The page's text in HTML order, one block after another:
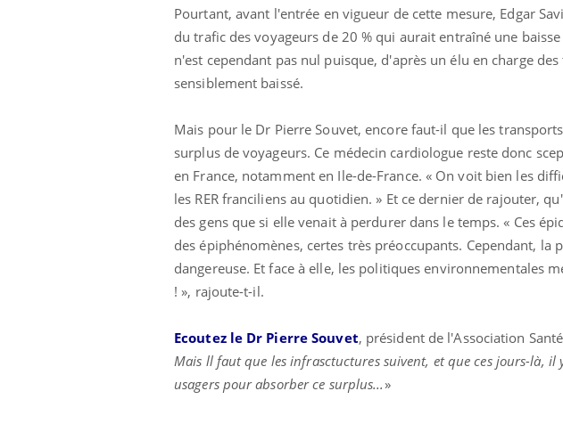
Pourtant, avant l'entrée en vigueur de cette mesure, Edgar
du trafic des voyageurs de 20 % qui aurait entraîné une
n'est cependant pas nul puisque, d'après un élu en charge
sensiblement baissé.
Mais pour le Dr Pierre Souvet, encore faut-il que les
surplus de voyageurs. Ce médecin cardiologue reste donc
en France, notamment en Ile-de-France. « On voit bien les
les RER franciliens au quotidien. » Et ce dernier de rajouter,
des gens que si elle venait à perdurer dans le temps. « Ces
des épiphénomènes, certes très préoccupants. Cependant,
dangereuse. Et face à elle, les politiques environnementales
! », rajoute-t-il.
Ecoutez le Dr Pierre Souvet, président de l'Association
Mais ll faut que les infrasctuctures suivent, et que ces jours-là,
usagers pour absorber ce surplus...»